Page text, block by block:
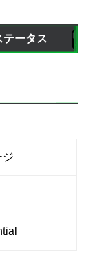
テータス
ジ